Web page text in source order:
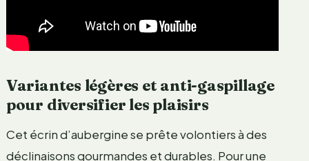
Variantes légères et anti-gaspillage
pour diversifier les plaisirs
Cet écrin d’aubergine se prête volontiers à des
déclinaisons gourmandes et durables. Pour une